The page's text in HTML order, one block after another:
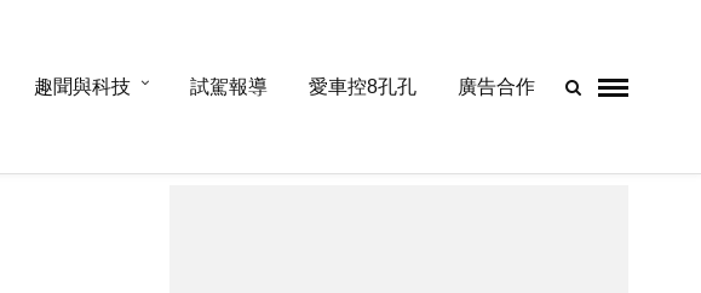
趣聞與科技 試駕報導 愛車控8孔孔 廣告合作